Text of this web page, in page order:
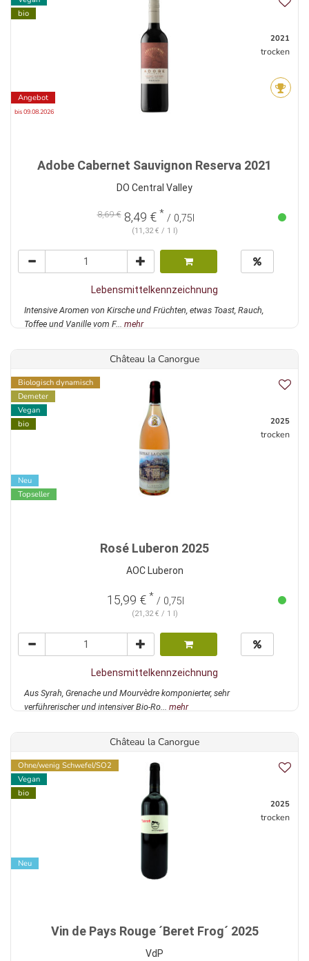
bio
Angebot
bis 09.08.2026
2021
trocken
Adobe Cabernet Sauvignon Reserva 2021
DO Central Valley
8,69 €8,49 € * / 0,75l
(11,32 € / 1 l)
Lebensmittelkennzeichnung
Intensive Aromen von Kirsche und Früchten, etwas Toast, Rauch,
Toffee und Vanille vom F... mehr
Château la Canorgue
Biologisch dynamisch
Demeter
Vegan
bio
Neu
Topseller
2025
trocken
Rosé Luberon 2025
AOC Luberon
15,99 € * / 0,75l
(21,32 € / 1 l)
Lebensmittelkennzeichnung
Aus Syrah, Grenache und Mourvèdre komponierter, sehr
verführerischer und intensiver Bio-Ro... mehr
Château la Canorgue
Ohne/wenig Schwefel/SO2
Vegan
bio
Neu
2025
trocken
Vin de Pays Rouge ´Beret Frog´ 2025
VdP